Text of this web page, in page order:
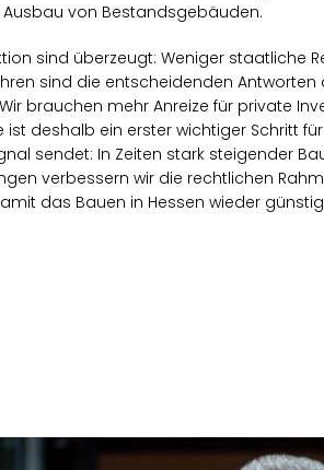
von Bestandsgebäuden.
sind überzeugt: Weniger staatliche
sind die entscheidenden Antworten
brauchen mehr Anreize für private
ist deshalb ein erster wichtiger Schritt
sendet: In Zeiten stark steigender
verbessern wir die rechtlichen
das Bauen in Hessen wieder